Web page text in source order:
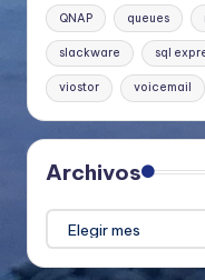
QNAP queues
slackware sql
viostor voicemail
Archivos
Archivos